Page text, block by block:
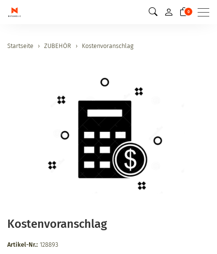
0
Startseite ZUBEHÖR Kostenvoranschlag
Kostenvoranschlag
Artikel-Nr.: 128893